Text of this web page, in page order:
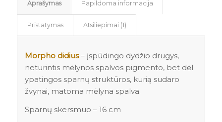
Aprašymas Papildoma informacija
Pristatymas Atsiliepimai (1)
Morpho didius– įspūdingo dydžio drugys,
neturintis mėlynos spalvos pigmento, bet dėl
ypatingos sparnų struktūros, kurią sudaro
žvynai, matoma mėlyna spalva.
Sparnų skersmuo – 16 cm